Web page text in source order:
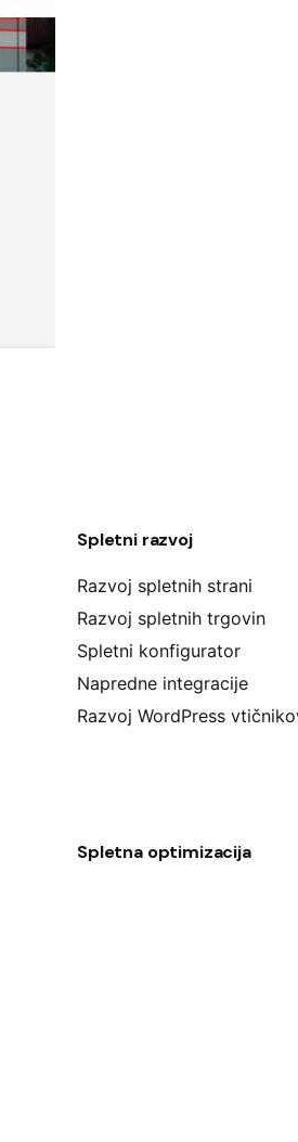
Spletni razvoj
Razvoj spletnih strani
Razvoj spletnih trgovin
Spletni konfigurator
Napredne integracije
Razvoj WordPress
Spletna optimizacija